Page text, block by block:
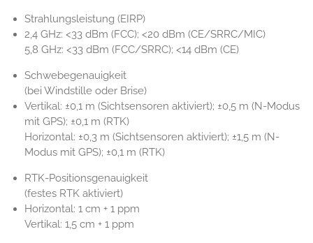
Strahlungsleistung (EIRP)
2,4 GHz: <33 dBm (FCC); <20 dBm (CE/SRRC/MIC)
5,8 GHz: <33 dBm (FCC/SRRC); <14 dBm (CE)
Schwebegenauigkeit
(bei Windstille oder Brise)
Vertikal: ±0,1 m (Sichtsensoren aktiviert); ±0,5 m (N-Modus
mit GPS); ±0,1 m (RTK)
Horizontal: ±0,3 m (Sichtsensoren aktiviert); ±1,5 m (N-
Modus mit GPS); ±0,1 m (RTK)
RTK-Positionsgenauigkeit
(festes RTK aktiviert)
Horizontal: 1 cm + 1 ppm
Vertikal: 1,5 cm + 1 ppm